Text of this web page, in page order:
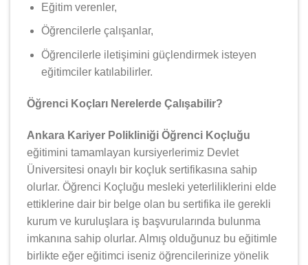
Eğitim verenler,
Öğrencilerle çalışanlar,
Öğrencilerle iletişimini güçlendirmek isteyen
eğitimciler katılabilirler.
Öğrenci Koçları Nerelerde Çalışabilir?
Ankara Kariyer Polikliniği Öğrenci Koçluğu
eğitimini tamamlayan kursiyerlerimiz Devlet
Üniversitesi onaylı bir koçluk sertifikasına sahip
olurlar. Öğrenci Koçluğu mesleki yeterliliklerini elde
ettiklerine dair bir belge olan bu sertifika ile gerekli
kurum ve kuruluşlara iş başvurularında bulunma
imkanına sahip olurlar. Almış olduğunuz bu eğitimle
birlikte eğer eğitimci iseniz öğrencilerinize yönelik